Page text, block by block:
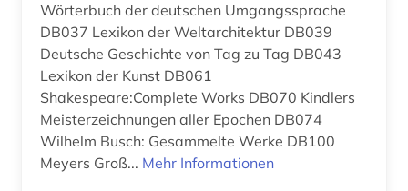
anleitung (1)
annotierte sprachdatenbank (1)
anspielung (1)
anthologie (15)
anthony trollope (1)
Griechenland (2)
Griechenland (Altertum) (2)
Großbritannien (16)
Hamburg (1)
Irland (1)
Wörterbuch der deutschen Umgangssprache
DB037 Lexikon der Weltarchitektur DB039
Deutsche Geschichte von Tag zu Tag DB043
Lexikon der Kunst DB061
Shakespeare:Complete Works DB070 Kindlers
Meisterzeichnungen aller Epochen DB074
Wilhelm Busch: Gesammelte Werke DB100
Meyers Groß... Mehr Informationen